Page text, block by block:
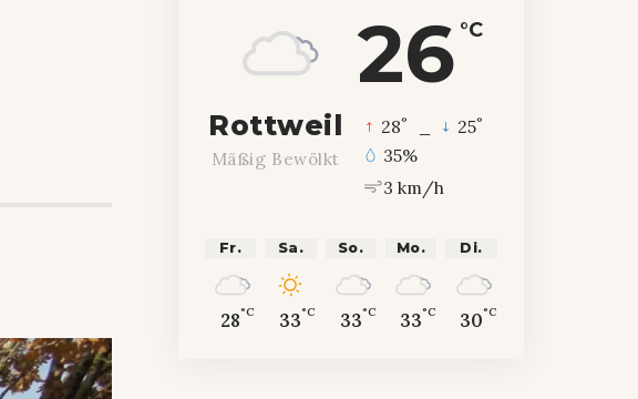
26 °C
Rottweil
Mäßig Bewölkt
28° 25°
35%
3 km/h
Fr.
28°C
Sa.
33°C
So.
33°C
Mo.
33°C
Di.
30°C